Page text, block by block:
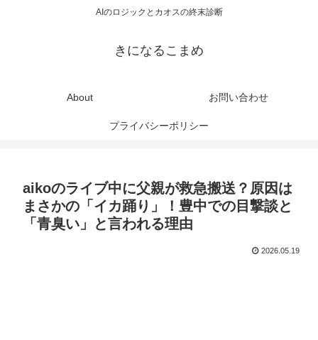
AIのロジックとカオスの終末診断
きになるこまめ
About お問い合わせ
プライバシーポリシー
aikoのライブ中に父親が救急搬送？原因は
まさかの「イカ踊り」！豊中での目撃談と
「青臭い」と言われる理由
2026.05.19